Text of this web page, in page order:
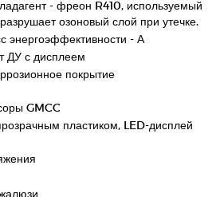
- фреон R410, используемый
озоновый слой при утечке.
энергоэффективности - А
ДУ с дисплеем
покрытие
GMCC
пластиком, LED-дисплей